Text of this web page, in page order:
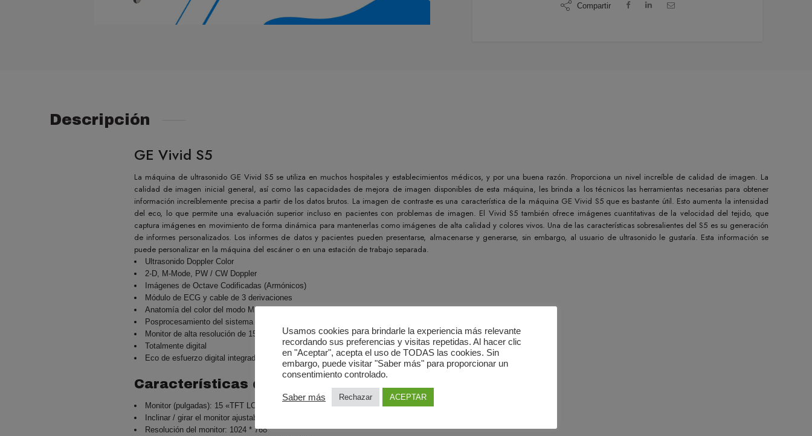
Compartir
Descripción
GE Vivid S5
La máquina de ultrasonido GE Vivid S5 se utiliza en muchos hospitales y establecimientos médicos, y por una buena razón. Proporciona un nivel increíble de calidad de imagen. La
calidad de imagen inicial general, así como las capacidades de mejora de imagen disponibles de esta máquina, les brinda a los técnicos las herramientas necesarias para obtener
información increíblemente precisa a partir de los datos brutos. La imagen de contraste es una característica de la máquina GE Vivid S5 que es bastante útil. Esto aumenta la intensidad
del eco, lo que permite una evaluación superior incluso en pacientes con problemas de imagen. El Vivid S5 también ofrece imágenes cuantitativas de la velocidad del tejido, que
captura imágenes en movimiento de forma dinámica para mantenerlas como imágenes de alta calidad y colores vivos. Una de las características sobresalientes del S5 es su generación
de informes personalizados. Los informes de datos y pacientes pueden presentarse, almacenarse y generarse, sin embargo, al usuario de ultrasonido le gustaría. Esta información se
puede personalizar en la máquina del escáner o en una estación de trabajo separada.
Ultrasonido Doppler Color
2-D, M-Mode, PW / CW Doppler
Imágenes de Octave Codificadas (Armónicos)
Módulo de ECG y cable de 3 derivaciones
Anatomía del color del modo M Angio
Posprocesamiento del sistema EchoPac y archivo de datos
Monitor de alta resolución de 15 «
Totalmente digital
Eco de esfuerzo digital integrado (opcional)
Características del sistema
Monitor (pulgadas): 15 «TFT LCD
Inclinar / girar el monitor ajustable: sí
Resolución del monitor: 1024 * 768
Usamos cookies para brindarle la experiencia más relevante
recordando sus preferencias y visitas repetidas. Al hacer clic
en "Aceptar", acepta el uso de TODAS las cookies. Sin
embargo, puede visitar "Saber más" para proporcionar un
consentimiento controlado.
Saber más Rechazar ACEPTAR